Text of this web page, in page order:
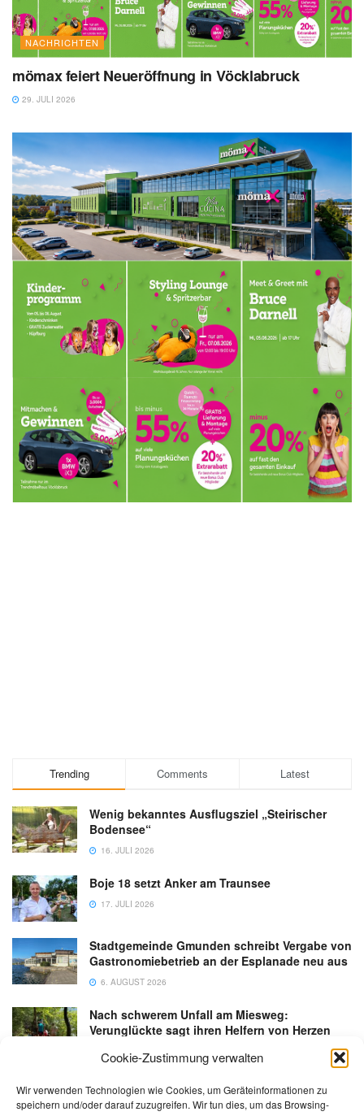
Cookie-Zustimmung verwalten
Wir verwenden Technologien wie Cookies, um Geräteinformationen zu
speichern und/oder darauf zuzugreifen. Wir tun dies, um das Browsing-
NACHRICHTEN
mömax feiert Neueröffnung in Vöcklabruck
29. JULI 2026
Trending Comments Latest
Wenig bekanntes Ausflugsziel „Steirischer
Bodensee“
16. JULI 2026
Boje 18 setzt Anker am Traunsee
17. JULI 2026
Stadtgemeinde Gmunden schreibt Vergabe von
Gastronomiebetrieb an der Esplanade neu aus
6. AUGUST 2026
Nach schwerem Unfall am Miesweg:
Verunglückte sagt ihren Helfern von Herzen